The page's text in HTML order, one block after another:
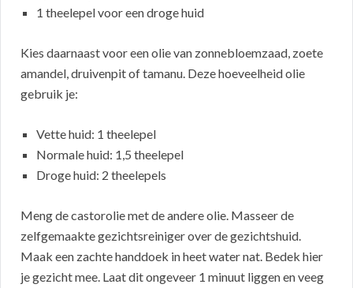
1 theelepel voor een droge huid
Kies daarnaast voor een olie van zonnebloemzaad, zoete
amandel, druivenpit of tamanu. Deze hoeveelheid olie
gebruik je:
Vette huid: 1 theelepel
Normale huid: 1,5 theelepel
Droge huid: 2 theelepels
Meng de castorolie met de andere olie. Masseer de
zelfgemaakte gezichtsreiniger over de gezichtshuid.
Maak een zachte handdoek in heet water nat. Bedek hier
je gezicht mee. Laat dit ongeveer 1 minuut liggen en veeg